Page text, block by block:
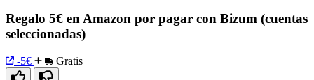
Regalo 5€ en Amazon por pagar con Bizum (cuentas
seleccionadas)
-5€ Gratis